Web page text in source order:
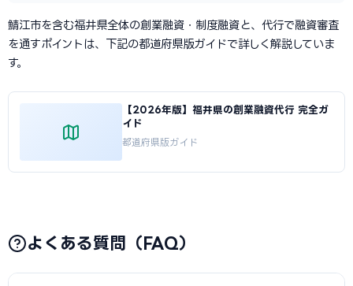
鯖江市を含む福井県全体の創業融資・制度融資と、代行で融資審査
を通すポイントは、下記の都道府県版ガイドで詳しく解説していま
す。
【2026年版】福井県の創業融資代行 完全ガ
イド
都道府県版ガイド
よくある質問（FAQ）